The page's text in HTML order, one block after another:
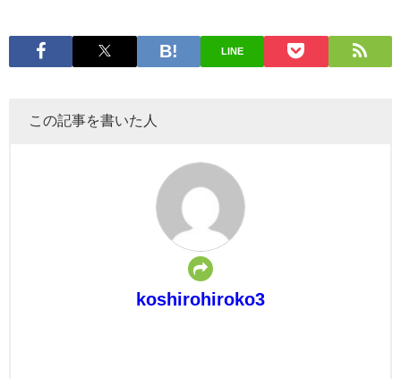
LINE
この記事を書いた人
koshirohiroko3